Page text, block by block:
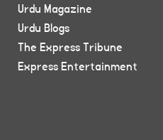
Urdu Magazine
Urdu Blogs
The Express Tribune
Express Entertainment